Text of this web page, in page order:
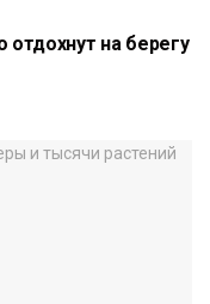
отдохнут на берегу